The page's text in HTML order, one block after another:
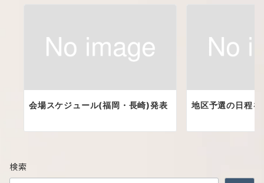
会場スケジュール(福岡・長崎)発表 地区予選の日程を
検索